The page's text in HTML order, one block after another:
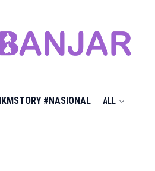
#NASIONAL ALL